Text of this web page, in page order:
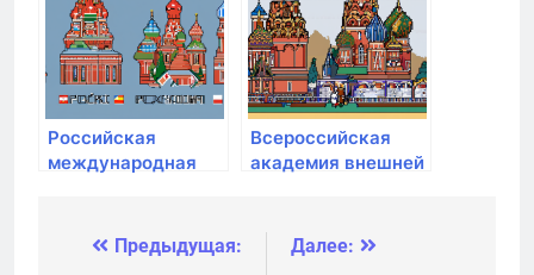
Российская
международная
Всероссийская
академия внешней
экономического
развития РФ
Навигация
Предыдущая:
Далее: